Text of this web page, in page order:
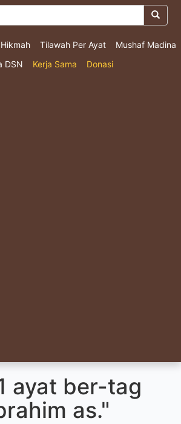
Tilawah Per Ayat
Mushaf Madina
DSN
Kerja Sama Donasi
ayat ber-tag
as."